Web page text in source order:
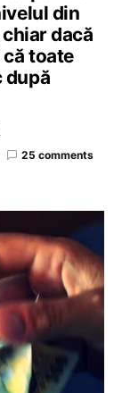
din
dacă
toate
după
25 comments